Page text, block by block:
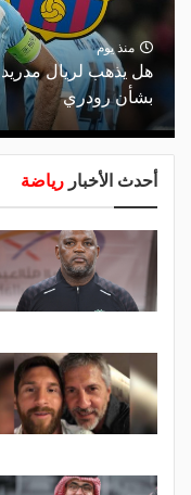
منذ يوم
هل يذهب لريال
بشأن رودري
أحدث الأخبار رياضة